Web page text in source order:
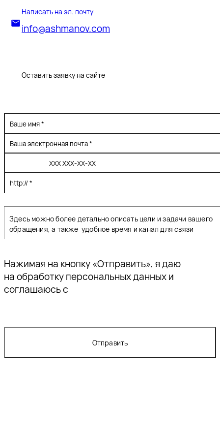
Написать на эл. почту
info@ashmanov.com
Оставить заявку на сайте
Нажимая на кнопку «Отправить», я даю
на обработку персональных данных и
соглашаюсь с
Отправить